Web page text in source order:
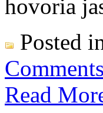
hovoria
Posted
Read